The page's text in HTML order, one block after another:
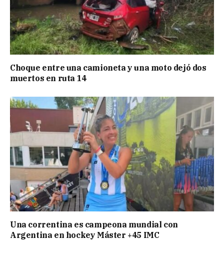
Choque entre una camioneta y una moto dejó dos
muertos en ruta 14
Una correntina es campeona mundial con
Argentina en hockey Máster +45 IMC